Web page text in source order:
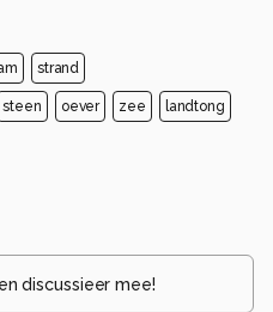
strand
steen oever zee landtong
en discussieer mee!